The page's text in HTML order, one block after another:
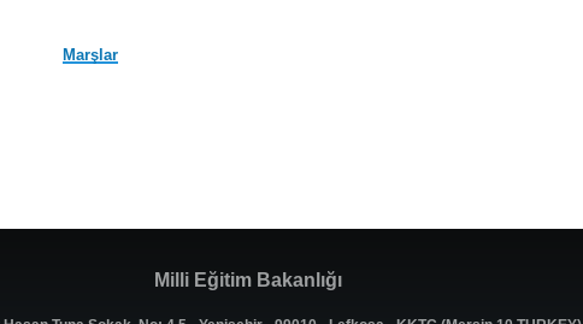
Marşlar
Milli Eğitim Bakanlığı